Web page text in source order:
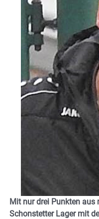
Mit nur drei Punkten aus
Schonstetter Lager mit